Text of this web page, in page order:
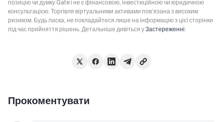
позицію чи думку Gate і не є фінансовою, інвестиційною чи юридичною
консультацією. Торгівля віртуальними активами пов’язана з високим
ризиком. Будь ласка, не покладайтеся лише на інформацію з цієї сторінки
під час прийняття рішень. Детальніше дивіться уЗастереженні
Прокоментувати